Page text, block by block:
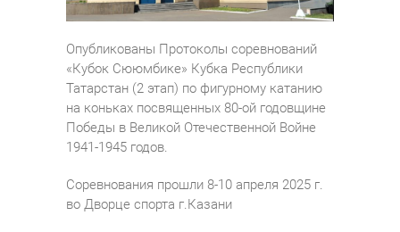
Опубликованы Протоколы соревнований
«Кубок Сююмбике» Кубка Республики
Татарстан (2 этап) по фигурному катанию
на коньках посвященных 80-ой годовщине
Победы в Великой Отечественной Войне
1941-1945 годов.
Соревнования прошли 8-10 апреля 2025 г.
во Дворце спорта г.Казани